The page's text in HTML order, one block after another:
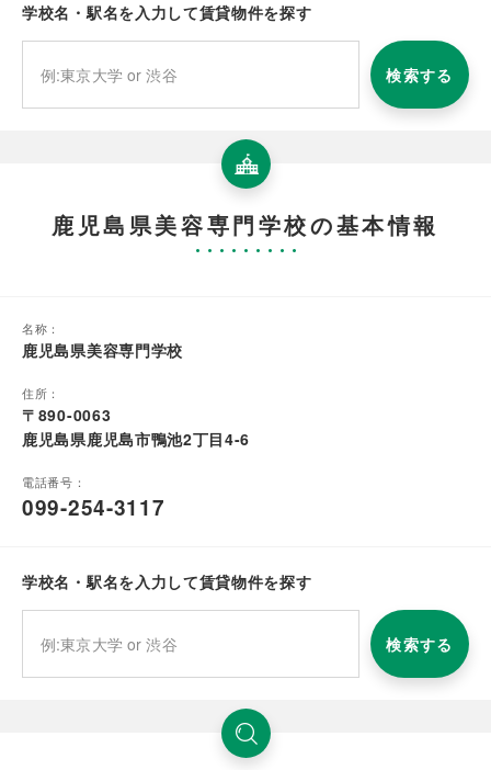
学校名・駅名を入力して賃貸物件を探す
検索する
鹿児島県美容専門学校の基本情報
名称：
鹿児島県美容専門学校
住所：
〒890-0063
鹿児島県鹿児島市鴨池2丁目4-6
電話番号：
099-254-3117
学校名・駅名を入力して賃貸物件を探す
検索する